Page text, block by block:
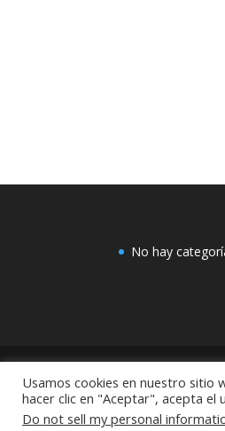
No hay
COMEX: "Centro
México
Usamos cookies en nuestro sitio
hacer clic en "Aceptar", acepta el
Do not sell my personal